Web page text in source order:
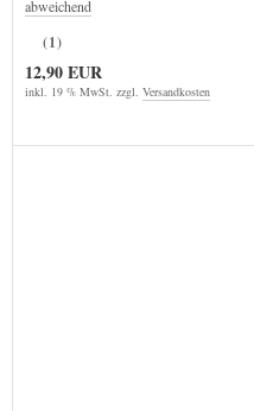
abweichend
(1)
12,90 EUR
inkl. 19 % MwSt. zzgl. Versandkosten